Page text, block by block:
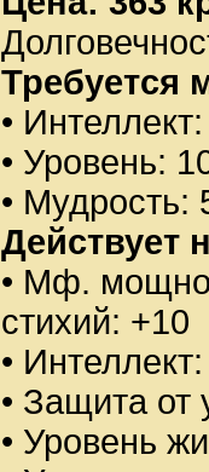
Требуется
•
• Уровень:
• Мудрость:
Действует
• Мф.
стихий: +10
•
• Защита от
• Уровень